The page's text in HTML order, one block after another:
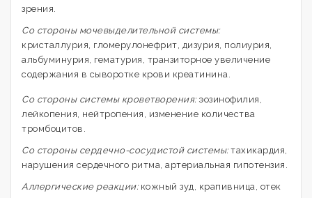
зрения.
Со стороны мочевыделительной системы:
кристаллурия, гломерулонефрит, дизурия, полиурия,
альбуминурия, гематурия, транзиторное увеличение
содержания в сыворотке крови креатинина.
Со стороны системы кроветворения:эозинофилия,
лейкопения, нейтропения, изменение количества
тромбоцитов.
Cо стороны сердечно-сосудистой системы:тахикардия,
нарушения сердечного ритма, артериальная гипотензия.
Аллергические реакции:кожный зуд, крапивница, отек